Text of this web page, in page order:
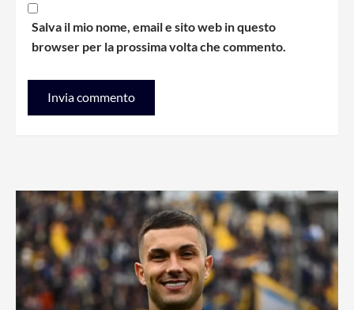
Salva il mio nome, email e sito web in questo
browser per la prossima volta che commento.